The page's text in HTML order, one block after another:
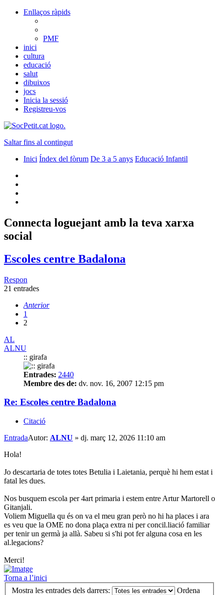
Enllaços ràpids
PMF
inici
cultura
educació
salut
dibuixos
jocs
Inicia la sessió
Registreu-vos
Saltar fins al contingut
Inici Índex del fòrum De 3 a 5 anys Educació Infantil
Connecta loguejant amb la teva xarxa
social
Escoles centre Badalona
Respon
21 entrades
Anterior
1
2
AL
ALNU
:: girafa
Entrades: 2440
Membre des de: dv. nov. 16, 2007 12:15 pm
Re: Escoles centre Badalona
Citació
EntradaAutor: ALNU » dj. març 12, 2026 11:10 am
Hola!
Jo descartaria de totes totes Betulia i Laietania, perquè hi hem estat i
fatal les dues.
Nos busquem escola per 4art primaria i estem entre Artur Martorell o
Gitanjali.
Voliem Miguella qu és on va el meu gran però no hi ha places i ara
es veu que la OME no dona plaça extra ni per concil.liació familiar
per tenir un germà ja allà. Sabeu si s'hi pot fer alguna cosa en les
al.legacions?
Merci!
Torna a l’inici
Mostra les entrades dels darrers:
Ordena